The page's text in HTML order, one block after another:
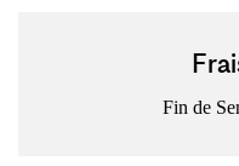
Fin de